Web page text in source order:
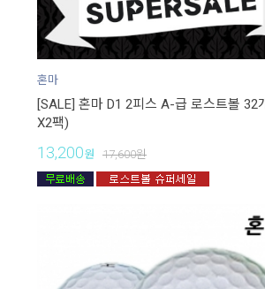
혼마
[SALE] 혼마 D1 2피스 A-급 로스트볼 32
X2팩)
13,200원 17,600원